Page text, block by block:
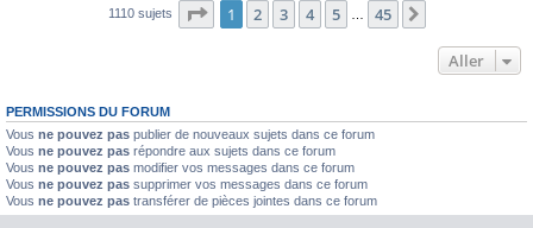
1110 sujets Page 1sur45
1 2 3 4 5 45
Aller
PERMISSIONS DU FORUM
Vous ne pouvez pas publier de nouveaux sujets dans ce forum
Vous ne pouvez pas répondre aux sujets dans ce forum
Vous ne pouvez pas modifier vos messages dans ce forum
Vous ne pouvez pas supprimer vos messages dans ce forum
Vous ne pouvez pas transférer de pièces jointes dans ce forum